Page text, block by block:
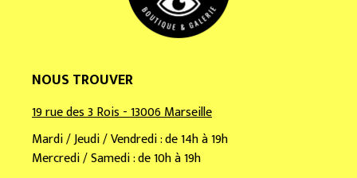
NOUS TROUVER
19 rue des 3 Rois - 13006 Marseille
Mardi / Jeudi / Vendredi : de 14h à 19h
Mercredi / Samedi : de 10h à 19h